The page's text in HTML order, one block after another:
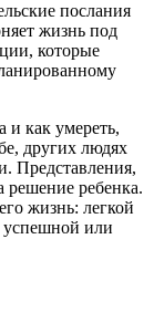
послания
жизнь под
которые
и как умереть,
других людях
Представления,
решение ребенка.
жизнь: легкой
успешной или